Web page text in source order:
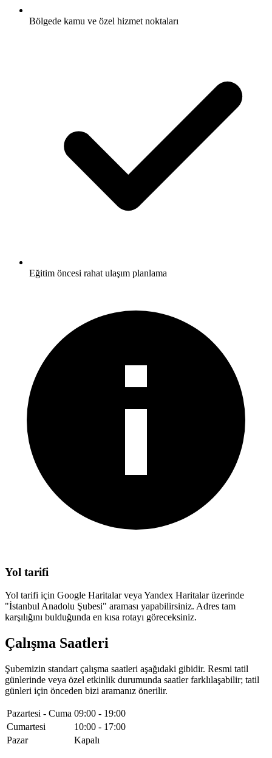
Bölgede kamu ve özel hizmet noktaları
Eğitim öncesi rahat ulaşım planlama
Yol tarifi
Yol tarifi için Google Haritalar veya Yandex Haritalar üzerinde
"İstanbul Anadolu Şubesi" araması yapabilirsiniz. Adres tam
karşılığını bulduğunda en kısa rotayı göreceksiniz.
Çalışma Saatleri
Şubemizin standart çalışma saatleri aşağıdaki gibidir. Resmi tatil
günlerinde veya özel etkinlik durumunda saatler farklılaşabilir; tatil
günleri için önceden bizi aramanız önerilir.
Pazartesi - Cuma 09:00 - 19:00
Cumartesi
10:00 - 17:00
Pazar
Kapalı